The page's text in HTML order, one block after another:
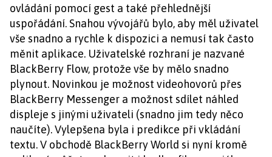
ovládání pomocí gest a také přehlednější
uspořádání. Snahou vývojářů bylo, aby měl uživatel
vše snadno a rychle k dispozici a nemusí tak často
měnit aplikace. Uživatelské rozhraní je nazvané
BlackBerry Flow, protože vše by mělo snadno
plynout. Novinkou je možnost videohovorů přes
BlackBerry Messenger a možnost sdílet náhled
displeje s jinými uživateli (snadno jim tedy něco
naučíte). Vylepšena byla i predikce při vkládání
textu. V obchodě BlackBerry World si nyní kromě